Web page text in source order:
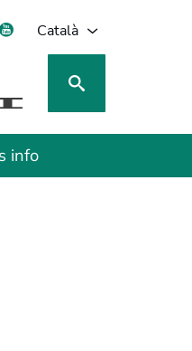
tab
in a new tab
opens in a new tab
Català
info